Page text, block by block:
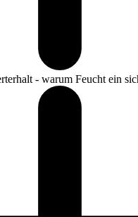
- warum Feucht ein